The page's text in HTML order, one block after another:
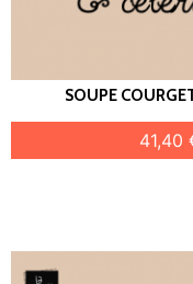
SOUPE
41,40